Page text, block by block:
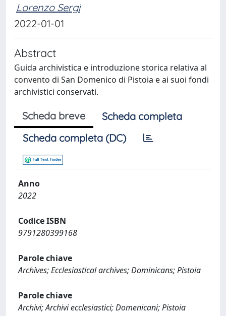
Lorenzo Sergi
2022-01-01
Abstract
Guida archivistica e introduzione storica relativa al
convento di San Domenico di Pistoia e ai suoi fondi
archivistici conservati.
Scheda breve
Scheda completa
Scheda completa (DC)
Anno
2022
Codice ISBN
9791280399168
Parole chiave
Archives; Ecclesiastical archives; Dominicans; Pistoia
Parole chiave
Archivi; Archivi ecclesiastici; Domenicani; Pistoia